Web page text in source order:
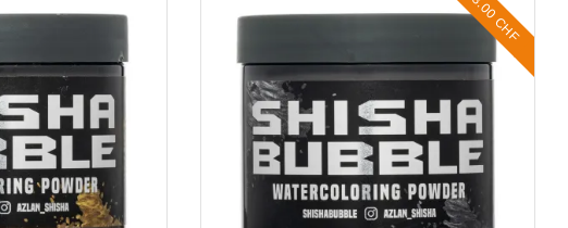
-3.00 CHF